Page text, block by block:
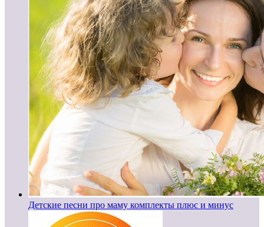
Детские песни про маму комплекты плюс и минус